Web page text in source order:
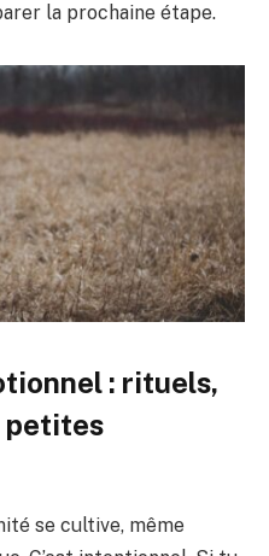
la prochaine étape.
: rituels,
petites
se cultive, même